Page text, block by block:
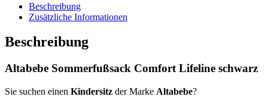
Beschreibung
Zusätzliche Informationen
Beschreibung
Altabebe Sommerfußsack Comfort Lifeline schwarz
Sie suchen einen Kindersitz der Marke Altabebe?